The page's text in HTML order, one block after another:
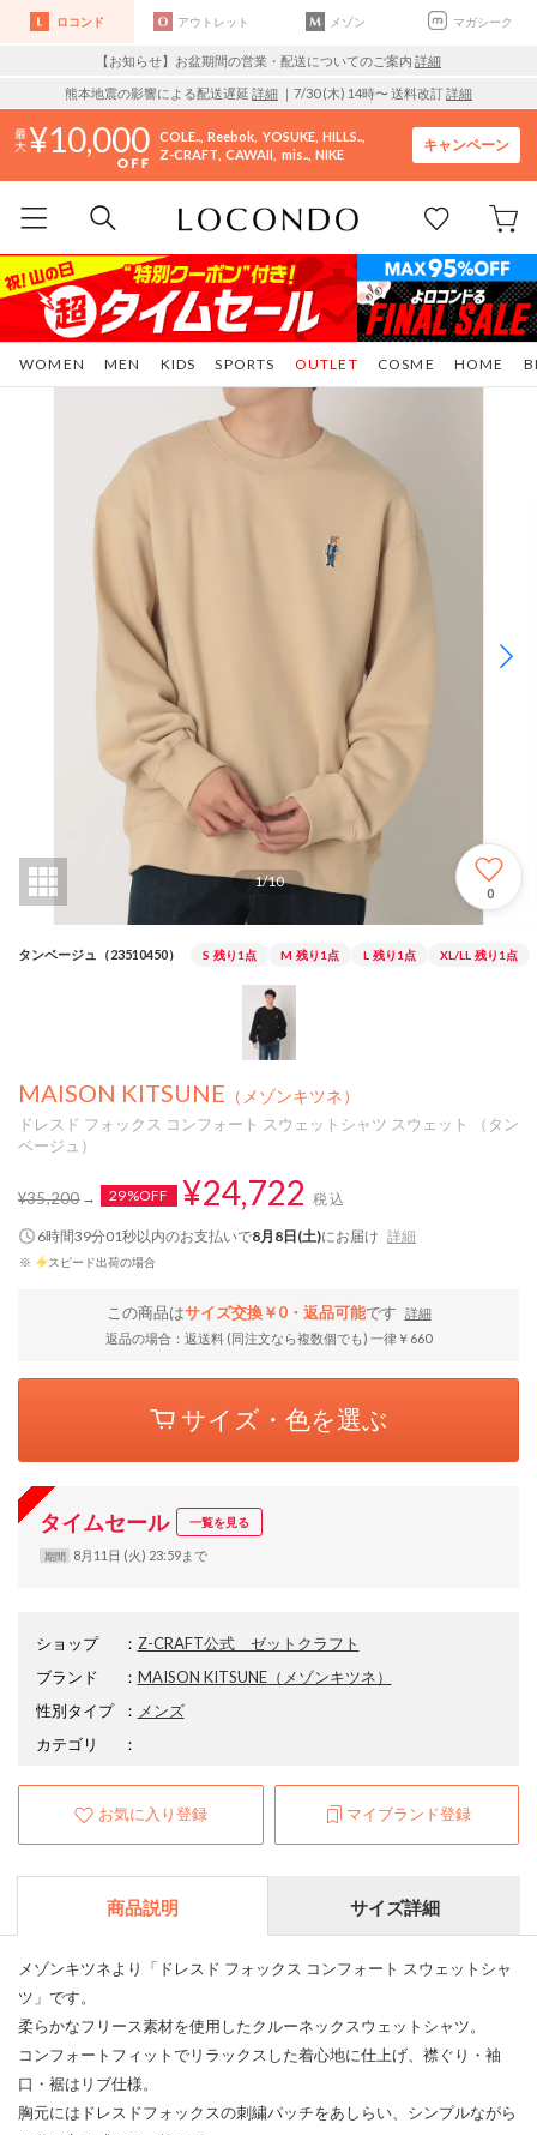
ロコンド アウトレット メゾン マガシーク
【お知らせ】お盆期間の営業・配送についてのご案内 詳細
熊本地震の影響による配送遅延 詳細 ｜7/30 (木) 14時〜 送料改訂詳細
10,000 COLE.. Reebok YOSUKE HILLS..
Z-CRAFT CAWAII mis.. NIKE
キャンペーン
WOMEN MEN KIDS SPORTS COSME HOME
OUTLET
1/10
0
タンベージュ（23510450） S 残り1点 M 残り1点 L 残り1点 XL/LL 残り1点
MAISON KITSUNE （メゾンキツネ）
ドレスド フォックス コンフォート スウェットシャツ スウェット （タン
ベージュ）
¥35,200 29%OFF ¥24,722 税込
6時間39分00秒以内のお支払いで8月8日(土)にお届け 詳細
※ スピード出荷の場合
この商品はサイズ交換￥0・返品可能です
詳細
返品の場合：返送料 (同注文なら複数個でも) 一律￥660
サイズ・色を選ぶ
タイムセール 一覧を見る
期間 8月11日 (火) 23:59まで
ショップ ： Z-CRAFT公式 ゼットクラフト
ブランド
： MAISON KITSUNE（メゾンキツネ）
性別タイプ
： メンズ
カテゴリ
：
お気に入り登録 マイブランド登録
商品説明 サイズ詳細
メゾンキツネより「ドレスド フォックス コンフォート スウェットシャ
ツ」です。
柔らかなフリース素材を使用したクルーネックスウェットシャツ。
コンフォートフィットでリラックスした着心地に仕上げ、襟ぐり・袖
口・裾はリブ仕様。
胸元にはドレスドフォックスの刺繍パッチをあしらい、シンプルながら